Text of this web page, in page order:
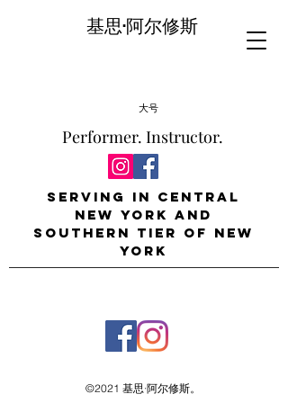
基思·阿尔修斯
大号
Serving in Central
New York and
Southern Tier of New
York
Performer. Instructor.
©2021 基思·阿尔修斯。